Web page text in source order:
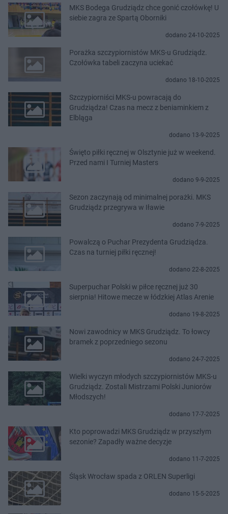
MKS Bodega Grudziądz chce gonić czołówkę! U
siebie zagra ze Spartą Oborniki
dodano 24-10-2025
Porażka szczypiornistów MKS-u Grudziądz.
Czołówka tabeli zaczyna uciekać
dodano 18-10-2025
Szczypiorniści MKS-u powracają do
Grudziądza! Czas na mecz z beniaminkiem z
Elbląga
dodano 13-9-2025
Święto piłki ręcznej w Olsztynie już w weekend.
Przed nami I Turniej Masters
dodano 9-9-2025
Sezon zaczynają od minimalnej porażki. MKS
Grudziądz przegrywa w Iławie
dodano 7-9-2025
Powalczą o Puchar Prezydenta Grudziądza.
Czas na turniej piłki ręcznej!
dodano 22-8-2025
Superpuchar Polski w piłce ręcznej już 30
sierpnia! Hitowe mecze w łódzkiej Atlas Arenie
dodano 19-8-2025
Nowi zawodnicy w MKS Grudziądz. To łowcy
bramek z poprzedniego sezonu
dodano 24-7-2025
Wielki wyczyn młodych szczypiornistów MKS-u
Grudziądz. Zostali Mistrzami Polski Juniorów
Młodszych!
dodano 17-7-2025
Kto poprowadzi MKS Grudziądz w przyszłym
sezonie? Zapadły ważne decyzje
dodano 11-7-2025
Śląsk Wrocław spada z ORLEN Superligi
dodano 15-5-2025